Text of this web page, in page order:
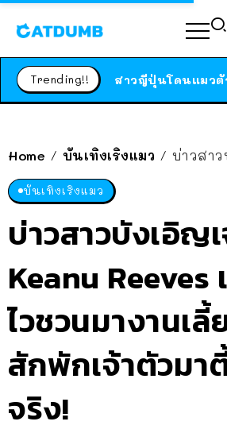
Trending!!
Home / บันเทิงเริงแมว / บ่าวสาวบังเอิญเจอ Keanu
บันเทิงเริงแมว
บ่าวสาวบังเอิญ
Keanu Reeves
ไวชวนมางานเ
สักพักเจ้าตัวมา
จริง!